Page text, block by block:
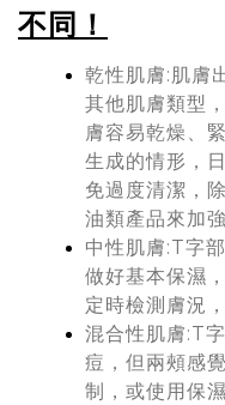
不同！
乾性肌膚:肌膚
其他肌膚類型
膚容易乾燥、
生成的情形，
免過度清潔，
油類產品來加強
中性肌膚:T字
做好基本保濕
定時檢測膚況
混合性肌膚:T
痘，但兩頰感
制，或使用保